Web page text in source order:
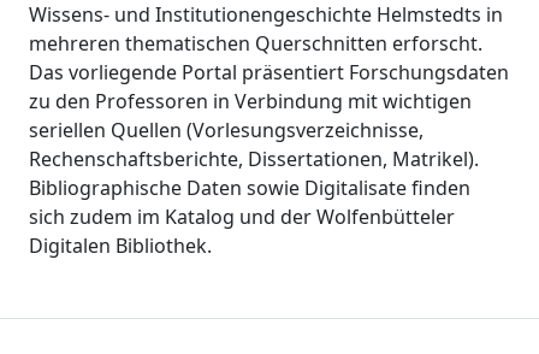
Wissens- und Institutionengeschichte Helmstedts in
mehreren thematischen Querschnitten erforscht.
Das vorliegende Portal präsentiert Forschungsdaten
zu den Professoren in Verbindung mit wichtigen
seriellen Quellen (Vorlesungsverzeichnisse,
Rechenschaftsberichte, Dissertationen, Matrikel).
Bibliographische Daten sowie Digitalisate finden
sich zudem im Katalog und der Wolfenbütteler
Digitalen Bibliothek.